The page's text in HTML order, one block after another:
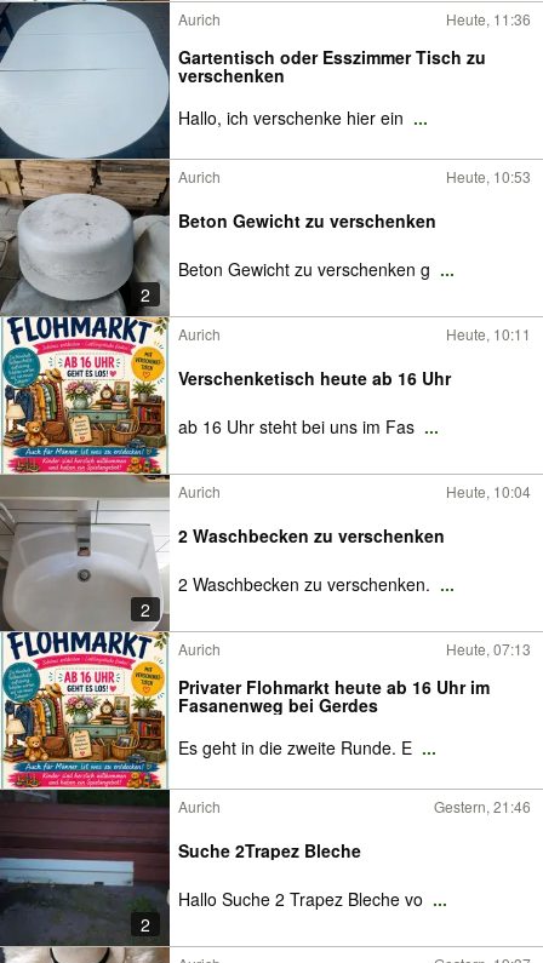
Aurich Heute, 11:36
Gartentisch oder Esszimmer Tisch zu
verschenken
Hallo, ich verschenke hier ein ...
2
Aurich Heute, 10:53
Beton Gewicht zu verschenken
Beton Gewicht zu verschenken g ...
Aurich Heute, 10:11
Verschenketisch heute ab 16 Uhr
ab 16 Uhr steht bei uns im Fas ...
2
Aurich Heute, 10:04
2 Waschbecken zu verschenken
2 Waschbecken zu verschenken. ...
Aurich Heute, 07:13
Privater Flohmarkt heute ab 16 Uhr im
Fasanenweg bei Gerdes
Es geht in die zweite Runde. E ...
2
Aurich Gestern, 21:46
Suche 2Trapez Bleche
Hallo Suche 2 Trapez Bleche vo ...